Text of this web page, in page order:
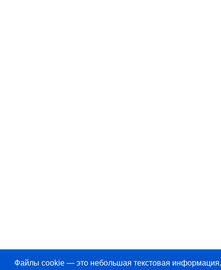
Файлы cookie — это небольшая текстовая